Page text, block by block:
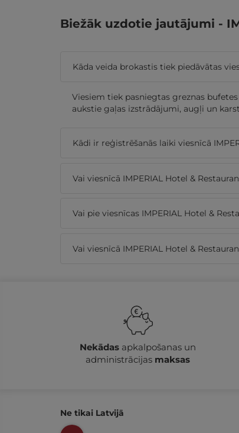
Biežāk uzdotie jautājumi -
Kāda veida brokastis tiek piedāvātas
Viesiem tiek pasniegtas greznas
aukstie gaļas izstrādājumi, augļi un
Kādi ir reģistrēšanās laiki viesnīcā
Vai viesnīcā IMPERIAL Hotel &
Vai pie viesnīcas IMPERIAL Hotel &
Vai viesnīcā IMPERIAL Hotel &
Nekādasapkalpošanas un
administrācijas maksas
Ne tikai Latvijā